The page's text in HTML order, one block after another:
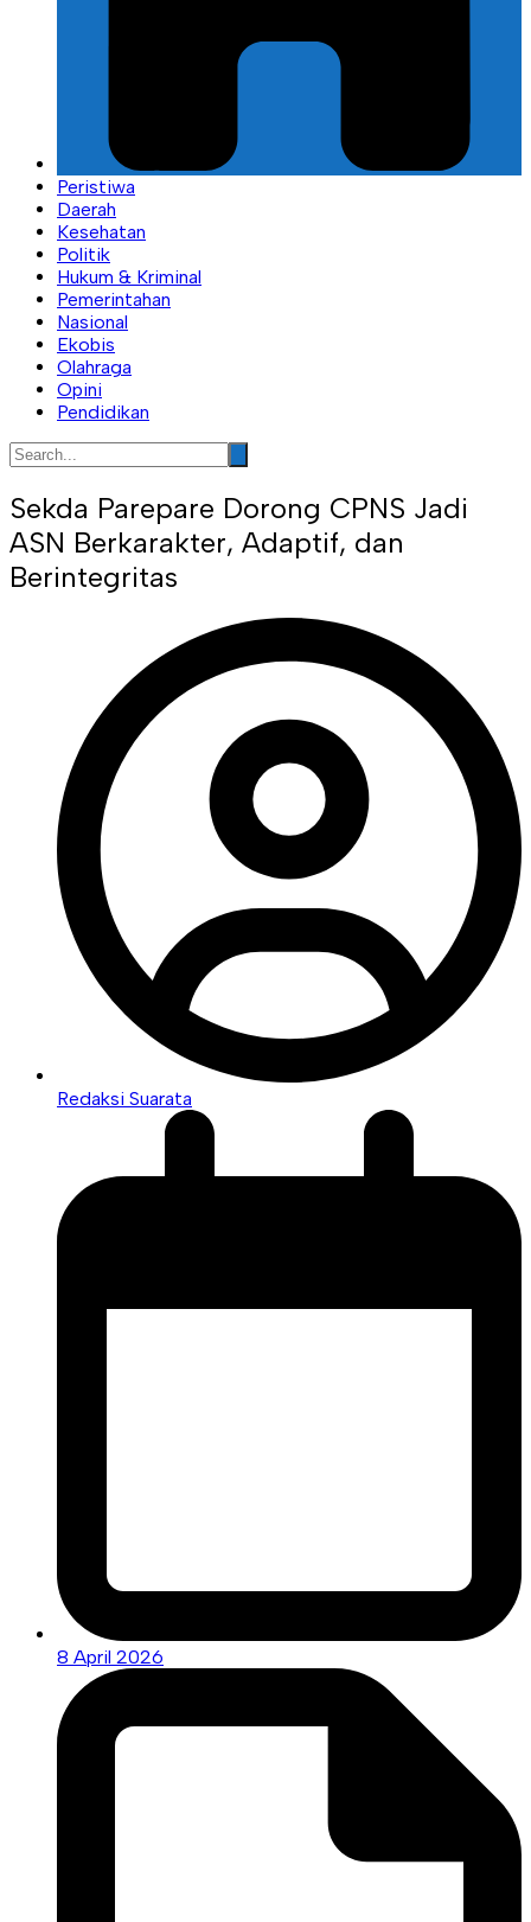
Peristiwa
Daerah
Kesehatan
Politik
Hukum & Kriminal
Pemerintahan
Nasional
Ekobis
Olahraga
Opini
Pendidikan
Sekda Parepare Dorong CPNS Jadi
ASN Berkarakter, Adaptif, dan
Berintegritas
Redaksi Suarata
8 April 2026